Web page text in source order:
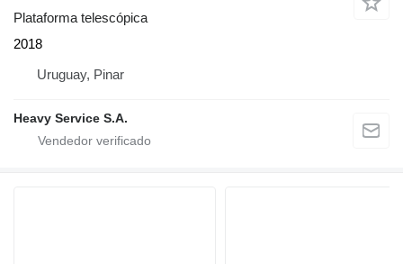
Plataforma telescópica
2018
Uruguay, Pinar
Heavy Service S.A.